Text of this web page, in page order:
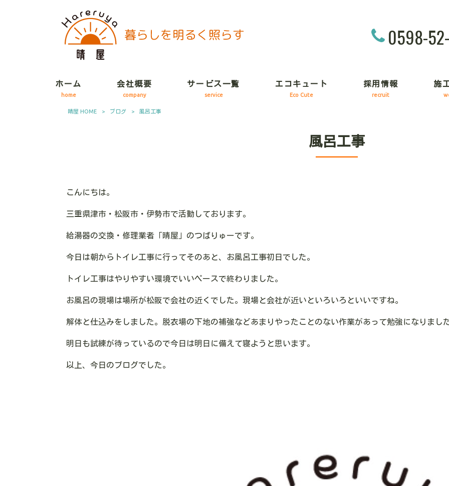
0598-
ホーム
home
会社概要
company
サービス一覧
service
エコキュート
Eco Cute
採用情報
recruit
施
晴屋 HOME > ブログ > 風呂工事
風呂工事
こんにちは。
三重県津市・松阪市・伊勢市で活動しております。
給湯器の交換・修理業者「晴屋」のつばりゅーです。
今日は朝からトイレ工事に行ってそのあと、お風呂工事初日でした。
トイレ工事はやりやすい環境でいいペースで終わりました。
お風呂の現場は場所が松阪で会社の近くでした。現場と会社が近いといろいろといいですね。
解体と仕込みをしました。脱衣場の下地の補強などあまりやったことのない作業があって勉強になりまし
明日も試練が待っているので今日は明日に備えて寝ようと思います。
以上、今日のブログでした。